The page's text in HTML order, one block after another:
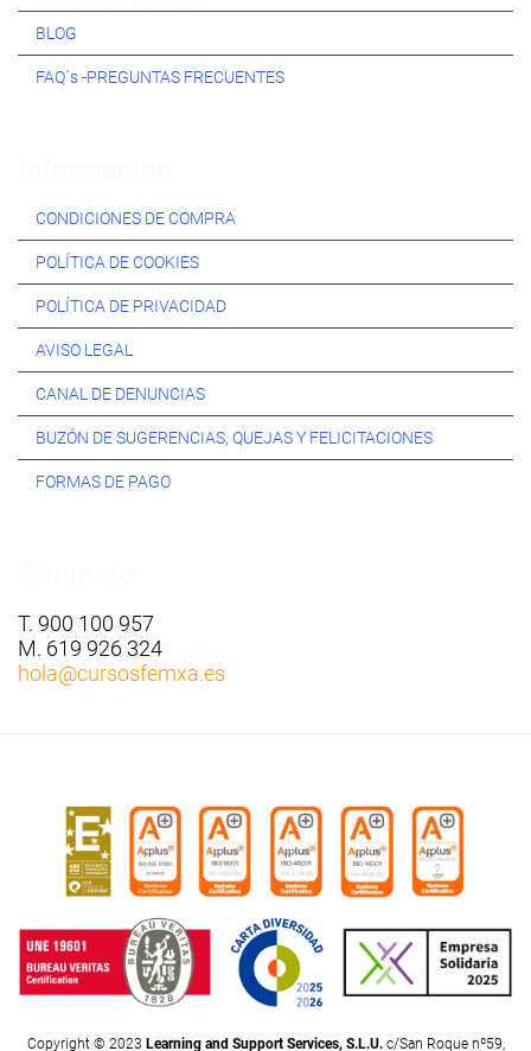
BLOG
FAQ´s -PREGUNTAS FRECUENTES
CONDICIONES DE COMPRA
POLÍTICA DE COOKIES
POLÍTICA DE PRIVACIDAD
AVISO LEGAL
CANAL DE DENUNCIAS
BUZÓN DE SUGERENCIAS, QUEJAS Y FELICITACIONES
FORMAS DE PAGO
T. 900 100 957
M. 619 926 324
hola@cursosfemxa.es
Copyright © 2023 Learning and Support Services, S.L.U.c/San Roque nº59,